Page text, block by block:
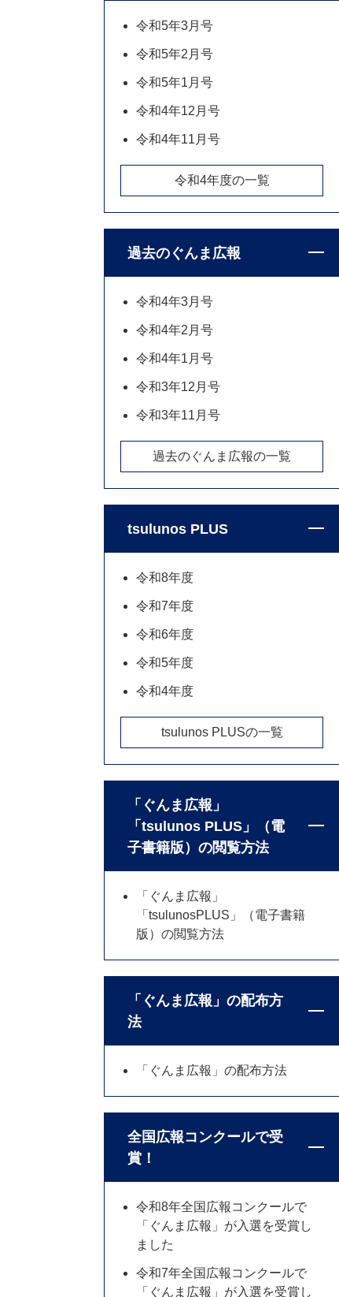
令和5年3月号
令和5年2月号
令和5年1月号
令和4年12月号
令和4年11月号
令和4年度の一覧
過去のぐんま広報
令和4年3月号
令和4年2月号
令和4年1月号
令和3年12月号
令和3年11月号
過去のぐんま広報の一覧
tsulunos PLUS
令和8年度
令和7年度
令和6年度
令和5年度
令和4年度
tsulunos PLUSの一覧
「ぐんま広報」
「tsulunos PLUS」（電
子書籍版）の閲覧方法
「ぐんま広報」
「tsulunosPLUS」（電子書籍
版）の閲覧方法
「ぐんま広報」の配布方
法
「ぐんま広報」の配布方法
全国広報コンクールで受
賞！
令和8年全国広報コンクールで
「ぐんま広報」が入選を受賞し
ました
令和7年全国広報コンクールで
「ぐんま広報」が入選を受賞し